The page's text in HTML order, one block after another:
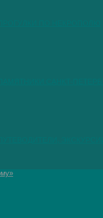
система
населения Санкт-